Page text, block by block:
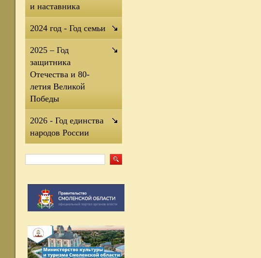
и наставника
2024 год - Год семьи
2025 – Год
защитника
Отечества и 80-
летия Великой
Победы
2026 - Год единства
народов России